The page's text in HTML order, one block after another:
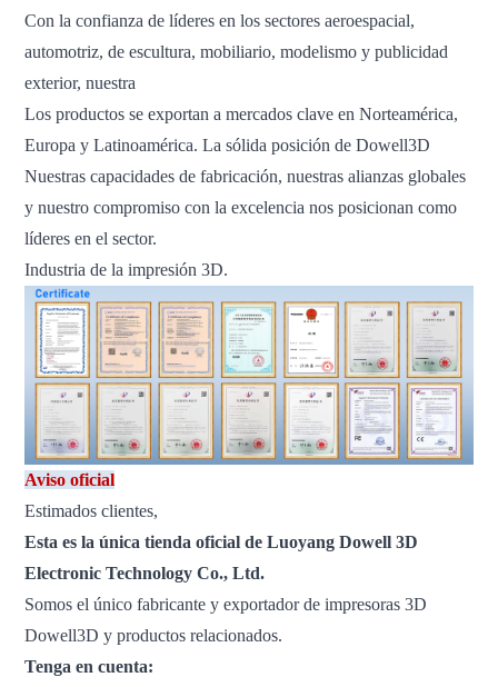
Con la confianza de líderes en los sectores aeroespacial,
automotriz, de escultura, mobiliario, modelismo y publicidad
exterior, nuestra
Los productos se exportan a mercados clave en Norteamérica,
Europa y Latinoamérica. La sólida posición de Dowell3D
Nuestras capacidades de fabricación, nuestras alianzas globales
y nuestro compromiso con la excelencia nos posicionan como
líderes en el sector.
Industria de la impresión 3D.
Aviso oficial
Estimados clientes,
Esta es la única tienda oficial de Luoyang Dowell 3D
Electronic Technology Co., Ltd.
Somos el único fabricante y exportador de impresoras 3D
Dowell3D y productos relacionados.
Tenga en cuenta: